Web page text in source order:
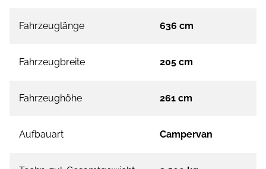
Fahrzeuglänge 636 cm
Fahrzeugbreite 205 cm
Fahrzeughöhe 261 cm
Aufbauart Campervan